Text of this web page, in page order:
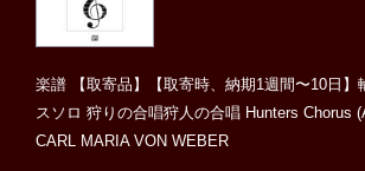
楽譜 【取寄品】【取寄時、納期1週間〜10日】
スソロ 狩りの合唱狩人の合唱 Hunters Chorus
CARL MARIA VON WEBER